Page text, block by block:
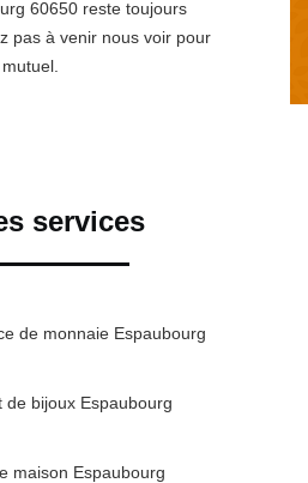
60650 reste toujours
pas à venir nous voir pour
services
de monnaie Espaubourg
de bijoux Espaubourg
maison Espaubourg